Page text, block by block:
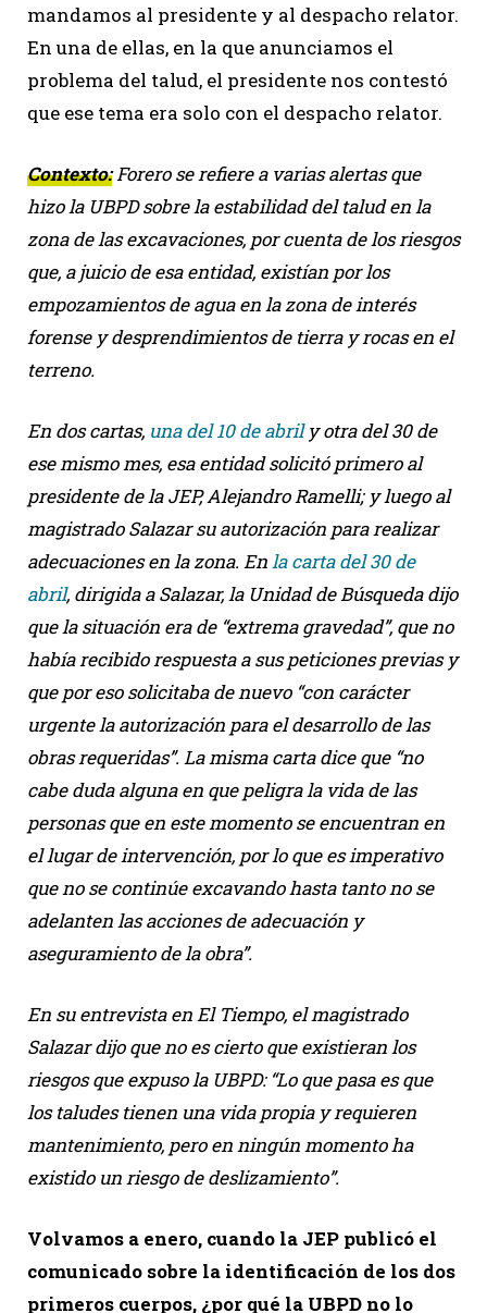
mandamos al presidente y al despacho relator.
En una de ellas, en la que anunciamos el
problema del talud, el presidente nos contestó
que ese tema era solo con el despacho relator.
Contexto:Forero se refiere a varias alertas que
hizo la UBPD sobre la estabilidad del talud en la
zona de las excavaciones, por cuenta de los riesgos
que, a juicio de esa entidad, existían por los
empozamientos de agua en la zona de interés
forense y desprendimientos de tierra y rocas en el
terreno.
En dos cartas, una del 10 de abrily otra del 30 de
ese mismo mes, esa entidad solicitó primero al
presidente de la JEP, Alejandro Ramelli; y luego al
magistrado Salazar su autorización para realizar
adecuaciones en la zona. En la carta del 30 de
abril, dirigida a Salazar, la Unidad de Búsqueda dijo
que la situación era de “extrema gravedad”, que no
había recibido respuesta a sus peticiones previas y
que por eso solicitaba de nuevo “con carácter
urgente la autorización para el desarrollo de las
obras requeridas”. La misma carta dice que “no
cabe duda alguna en que peligra la vida de las
personas que en este momento se encuentran en
el lugar de intervención, por lo que es imperativo
que no se continúe excavando hasta tanto no se
adelanten las acciones de adecuación y
aseguramiento de la obra”.
En su entrevista en El Tiempo, el magistrado
Salazar dijo que no es cierto que existieran los
riesgos que expuso la UBPD: “Lo que pasa es que
los taludes tienen una vida propia y requieren
mantenimiento, pero en ningún momento ha
existido un riesgo de deslizamiento”.
Volvamos a enero, cuando la JEP publicó el
comunicado sobre la identificación de los dos
primeros cuerpos, ¿por qué la UBPD no lo